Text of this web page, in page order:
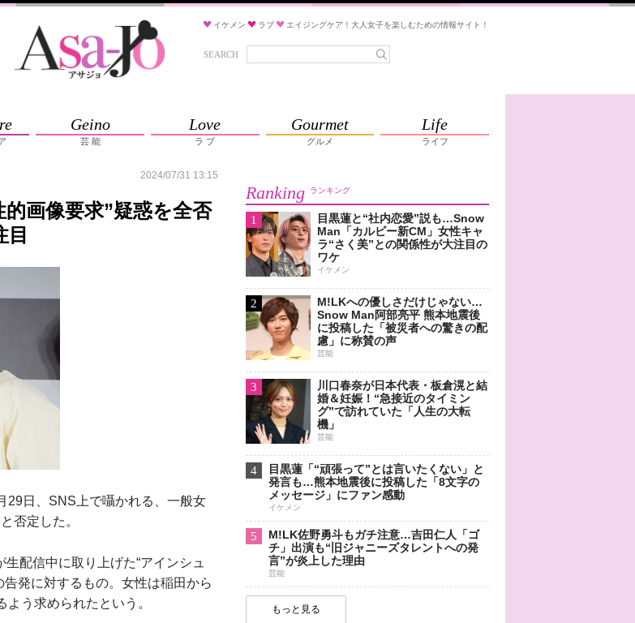
イケメン ラブ エイジングケア！大人女子を楽しむための情報サイト！
SEARCH
Geino
芸 能
Love
ラ ブ
Gourmet
グルメ
Life
ライフ
2024/07/31 13:15
画像要求”疑惑を全否
目
日、SNS上で囁かれる、一般女
否定した。
配信中に取り上げた“アインシュ
発に対するもの。女性は稲田から
う求められたという。
Ranking ランキング
1
目黒蓮と“社内恋愛”説も…Snow
Man「カルビー新CM」女性キャ
ラ“さく美”との関係性が大注目の
ワケ
イケメン
2
M!LKへの優しさだけじゃない…
Snow Man阿部亮平 熊本地震後
に投稿した「被災者への驚きの配
慮」に称賛の声
芸能
3
川口春奈が日本代表・板倉滉と結
婚＆妊娠！“急接近のタイミン
グ”で訪れていた「人生の大転
機」
芸能
4
目黒蓮「“頑張って”とは言いたくない」と
発言も…熊本地震後に投稿した「8文字の
メッセージ」にファン感動
イケメン
5
M!LK佐野勇斗もガチ注意…吉田仁人「ゴ
チ」出演も“旧ジャニーズタレントへの発
言”が炎上した理由
芸能
もっと見る